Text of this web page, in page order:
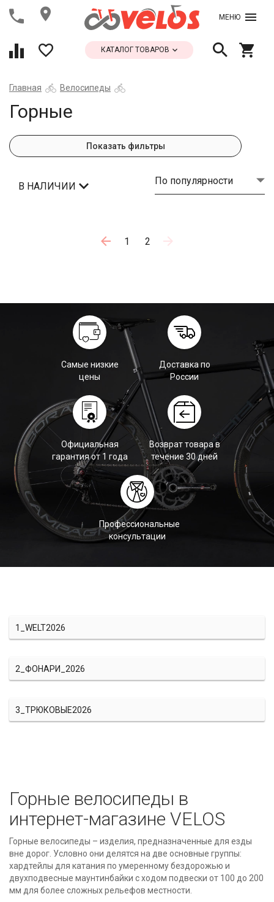
МЕНЮ
КАТАЛОГ ТОВАРОВ
Главная Велосипеды
Горные
Показать фильтры
В НАЛИЧИИ По популярности
1 2
Самые низкие
цены
Доставка по
России
Официальная
гарантия от 1 года
Возврат товара в
течение 30 дней
Профессиональные
консультации
1_WELT2026
2_ФОНАРИ_2026
3_ТРЮКОВЫЕ2026
Горные велосипеды в
интернет-магазине VELOS
Горные велосипеды – изделия, предназначенные для езды
вне дорог. Условно они делятся на две основные группы:
хардтейлы для катания по умеренному бездорожью и
двухподвесные маунтинбайки с ходом подвески от 100 до 200
мм для более сложных рельефов местности.